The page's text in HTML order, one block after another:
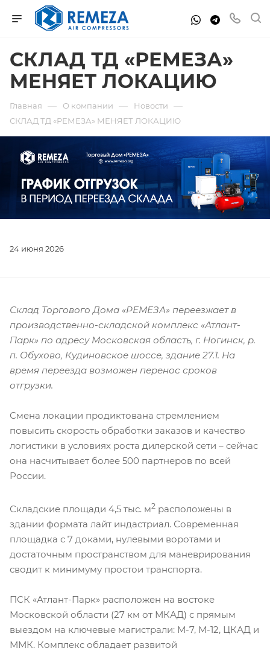
СКЛАД ТД «РЕМЕЗА»
МЕНЯЕТ ЛОКАЦИЮ
Главная — О компании — Новости —
СКЛАД ТД «РЕМЕЗА» МЕНЯЕТ ЛОКАЦИЮ
24 июня 2026
Склад Торгового Дома «РЕМЕЗА» переезжает в
производственно-складской комплекс «Атлант-
Парк» по адресу Московская область, г. Ногинск, р.
п. Обухово, Кудиновское шоссе, здание 27.1. На
время переезда возможен перенос сроков
отгрузки.
Смена локации продиктована стремлением
повысить скорость обработки заказов и качество
логистики в условиях роста дилерской сети – сейчас
она насчитывает более 500 партнеров по всей
России.
Складские площади 4,5 тыс. м2 расположены в
здании формата лайт индастриал. Современная
площадка с 7 доками, нулевыми воротами и
достаточным пространством для маневрирования
сводит к минимуму простои транспорта.
ПСК «Атлант-Парк» расположен на востоке
Московской области (27 км от МКАД) с прямым
выездом на ключевые магистрали: М-7, М-12, ЦКАД и
ММК. Комплекс обладает развитой